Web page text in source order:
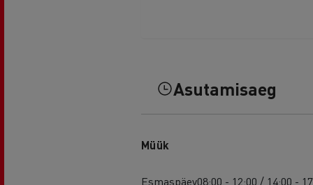
Asutamisaeg
Müük
Esmaspäev08:00 - 12:00 / 14:00 -